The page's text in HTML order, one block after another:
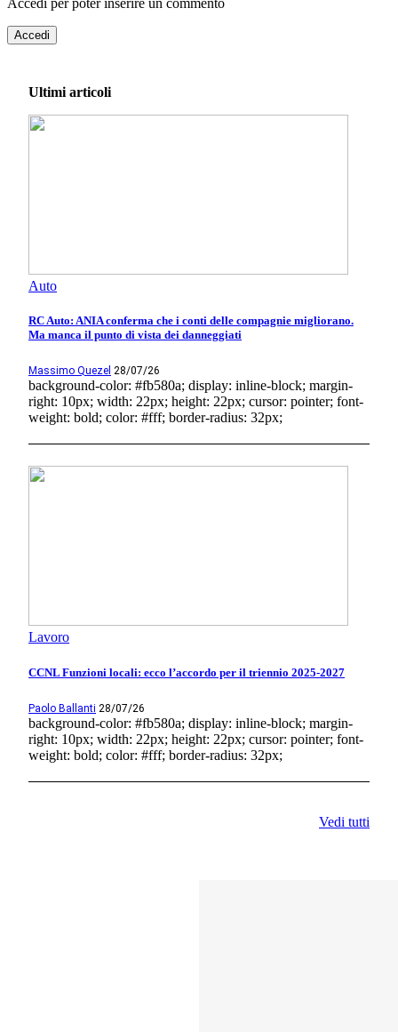
Accedi
Ultimi articoli
Auto
RC Auto: ANIA conferma che i conti delle compagnie migliorano.
Ma manca il punto di vista dei danneggiati
Massimo Quezel 28/07/26
background-color: #fb580a; display: inline-block; margin-
right: 10px; width: 22px; height: 22px; cursor: pointer; font-
weight: bold; color: #fff; border-radius: 32px;
Lavoro
CCNL Funzioni locali: ecco l’accordo per il triennio 2025-2027
Paolo Ballanti 28/07/26
background-color: #fb580a; display: inline-block; margin-
right: 10px; width: 22px; height: 22px; cursor: pointer; font-
weight: bold; color: #fff; border-radius: 32px;
Vedi tutti